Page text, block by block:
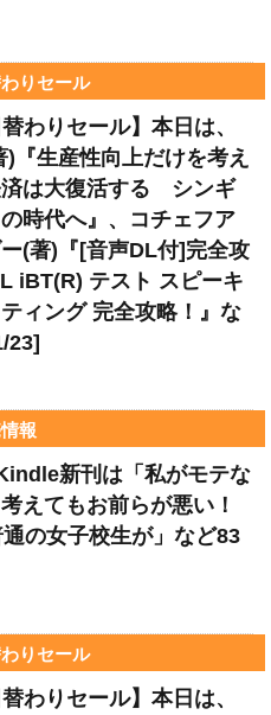
りセール
わりセール】本日は、
)『生産性向上だけを考え
は大復活する シンギ
時代へ』、コチェフア
(著)『[音声DL付]完全攻
iBT(R) テスト スピーキ
ィング 完全攻略！』な
23]
報
新刊は「私がモテな
えてもお前らが悪い！
の女子校生が」など83
りセール
わりセール】本日は、